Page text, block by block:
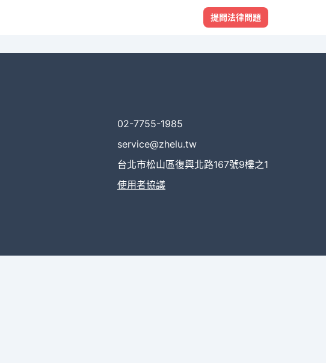
提問法律問題
02-7755-1985
service@zhelu.tw
台北市松山區復興北路167號9樓之1
使用者協議